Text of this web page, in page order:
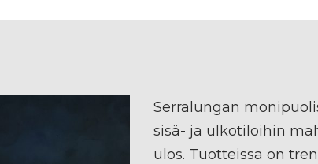
Serralungan
sisä- ja ulkotiloihin
ulos. Tuotteissa on